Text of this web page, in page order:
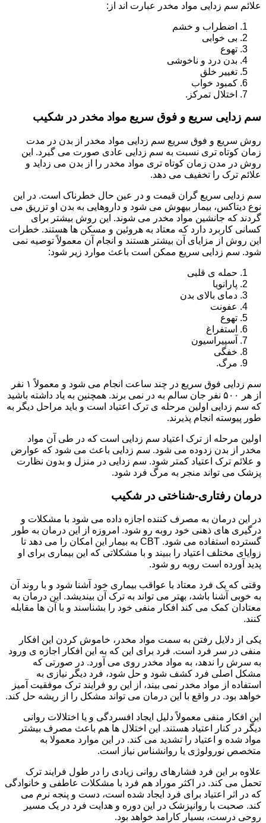
علائم سم زدایی مواد مخدر عبارت اند از:
اضطراب و خشم
بی خوابی
تهوع
بدن درد و ناخوشی
تغییر خلق
کمبود خواب
اختلال تمرکز.
سم زدایی سریع و فوق سریع مواد مخدر در شکیب
روش سریع و فوق سریع سم زدایی مواد مخدر از بدن در مدت
زمان کوتاه تری نسبت به سم زدایی عادی صورت می گیرد. این
روش در مدن زمان کوتاه تری مواد مخدر را از بدن می زداید و
علائم ترک را تخفیف می دهد.
سم زدایی سریع گران قیمت و در عین حال خطرناک است. در این
نوع دیتاکس، بیمار بیهوش می شود و داروهایی به بدن او تزریق می
گردند که جانشین مواد مخدر می شوند. این روش بیشتر برای
کسانی کاربرد دارد که معتاد به هروئین و مسکن ها هستند. خطرات
این روش از مزایای آن بیشتر هستند و انجام آن معمولاً توصیه نمی
شود. سم زدایی سریع ممکن است باعث موارد زیر شود:
حمله ی قلبی
پارانویا
دمای بالای بدن
عفونت
تهوع
استفراغ
آسپیراسیون
خفگی
مرگ.
سم زدایی فوق سریع در چند ساعت انجام می شود و معمولاً ۱ نفر
از هر ۵۰۰ نفر جان سالم به در نمی برند. همچنین به یاد داشته باشید
که سم زدایی اولین مرحله ی ترک اعتیاد است و باید مراحل دیگر به
طور پیوسته انجام پذیرند.
اولین مرحله از ترک اعتیاد سم زدایی است که در طی آن مواد
مخدر از بدن زدوده می شود. سم زدایی باعث می شود که عوارض
و علائم ترک اعتیاد کمتر شود. سم زدایی در منزل و بدون نظارت
پزشک می تواند منجر به مرگ فرد شود.
درمان رفتاری-شناختی در شکیب
در این درمان به مصرف کننده اجازه داده می شود با مشکلات و
درگیری های ذهنی خود روبه رو شود. امروزه از این درمان به طور
گسترده استفاده می شود. CBT به بیمار این امکان را می دهد تا
زوایای مختلف اعتیاد را ببیند و با مشکلاتی که این بیماری برای او
پدید آورده است روبه رو شود.
وقتی که یک فرد معتاد با عواقب بیماری خود آشنا شود و با روند آن
به خوبی آشنا باشد، بهتر می تواند به ترک آن بیندیشد. این درمان به
معتادان کمک می کند افکار منفی خود را بشناسند و با آن ها مقابله
کنند.
یکی از دلایل رفتن به سمت مواد مخدر، خاموش کردن این افکار
منفی در سر فرد است. فرد برای این که به این افکار اجازه ی ورود
به سرش را ندهد، به مواد مخدر روی می آورد. در صورتی که
مشکل اصلی فرد کشف شود و حل شود، فرد دیگر نیازی به
استفاده از مواد مخدر نمی بیند، از این رو فرایند ترک موفقیت آمیز
خواهد بود. در واقع با این درمان می تواند مشکل را از ریشه حل کند.
این افکار منفی معمولاً دلیل ایجاد افسردگی و یا اختلالات روانی
دیگر در کنار اعتیاد هستند. این اختلال ها هم باعث مصرف بیشتر
مواد شده و اعتیاد را تشدید می کند. در این موارد معمولا به
متخصص نورولوژی یا روانشناس نیاز است.
علاوه بر این فرد فشارهای روانی زیادی را در طول فرایند ترک
تحمل می کند. در اکثر موراد هم فرد با مشکلات عاطفی و خانوادگی
که در اثر اعتیاد برای فرد ایجاد شده است، دست و پنجه نرم می
کند. صحبت با روانپزشک در این دوره و هدایت فرد در یک مسیر
روحی درست، بسیار کارامد خواهد بود.